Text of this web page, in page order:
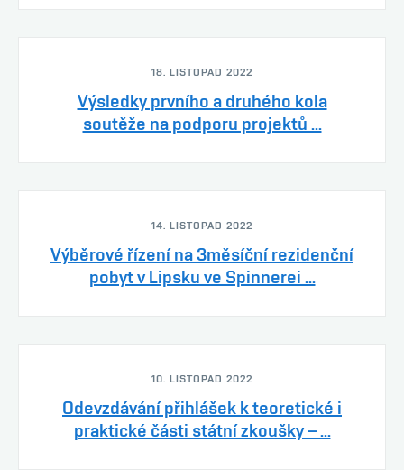
18. LISTOPAD 2022
Výsledky prvního a druhého kola
soutěže na podporu projektů ...
14. LISTOPAD 2022
Výběrové řízení na 3měsíční rezidenční
pobyt v Lipsku ve Spinnerei ...
10. LISTOPAD 2022
Odevzdávání přihlášek k teoretické i
praktické části státní zkoušky – ...